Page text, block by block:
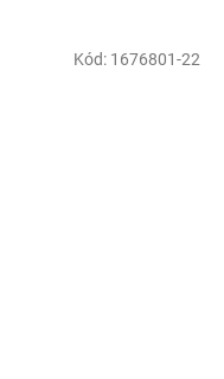
Kód: 1676801-22